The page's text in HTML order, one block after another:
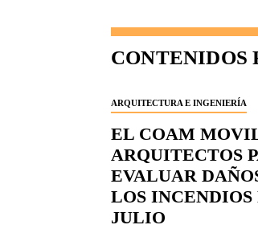
CONTENIDOS
ARQUITECTURA E INGENIERÍA
EL COAM
ARQUITECTOS
EVALUAR
LOS INCENDIOS
JULIO